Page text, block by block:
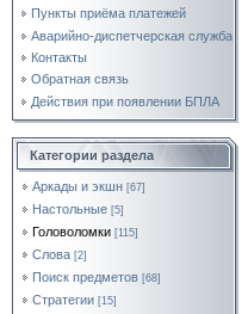
Пункты приёма платежей
Аварийно-диспетчерская служба
Контакты
Обратная связь
Действия при появлении БПЛА
Категории раздела
Аркады и экшн [67]
Настольные [5]
Головоломки [115]
Слова [2]
Поиск предметов [68]
Стратегии [15]